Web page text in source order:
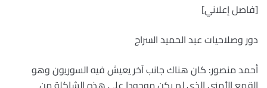
[فاصل إعلاني]
دور وصلاحيات عبد الحميد السراج
أحمد منصور: كان هناك جانب آخر يعيش فيه السوريون وهو